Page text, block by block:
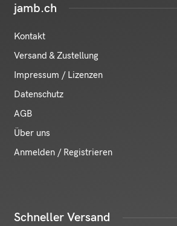
jamb.ch
Kontakt
Versand & Zustellung
Impressum / Lizenzen
Datenschutz
AGB
Über uns
Anmelden / Registrieren
Schneller Versand